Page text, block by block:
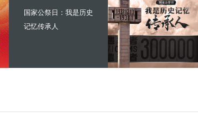
国家公祭日：我是历史
记忆传承人